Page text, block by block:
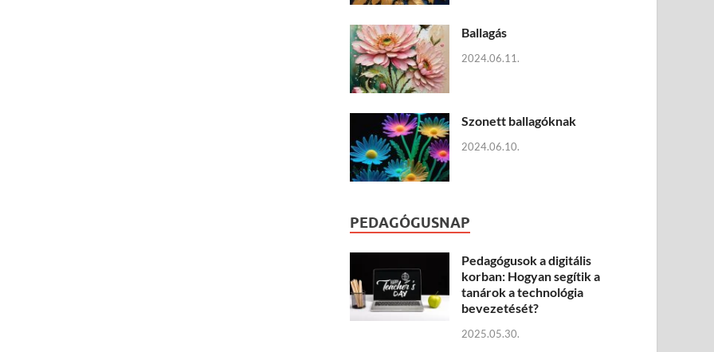
Ballagás
2024.06.11.
Szonett ballagóknak
2024.06.10.
PEDAGÓGUSNAP
Pedagógusok a digitális
korban: Hogyan segítik a
tanárok a technológia
bevezetését?
2025.05.30.